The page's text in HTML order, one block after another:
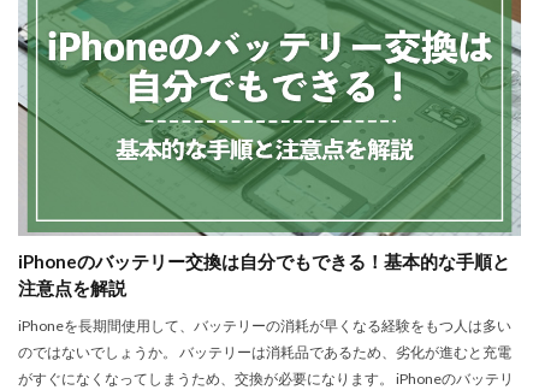
iPhoneのバッテリー交換は自分でもできる！基本的な手順と
注意点を解説
iPhoneを長期間使用して、バッテリーの消耗が早くなる経験をもつ人は多い
のではないでしょうか。 バッテリーは消耗品であるため、劣化が進むと充電
がすぐになくなってしまうため、交換が必要になります。 iPhoneのバッテリ